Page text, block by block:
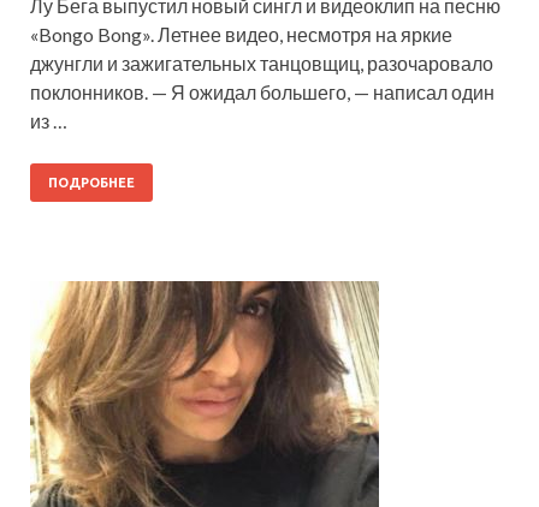
Лу Бега выпустил новый сингл и видеоклип на песню
«Bongo Bong». Летнее видео, несмотря на яркие
джунгли и зажигательных танцовщиц, разочаровало
поклонников. — Я ожидал большего, — написал один
из …
ПОДРОБНЕЕ